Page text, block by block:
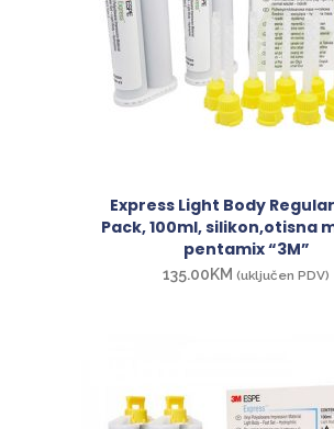
Express Light Body
Pack, 100ml, silikon,otisna
pentamix “3M”
135.00KM (uključen PDV)